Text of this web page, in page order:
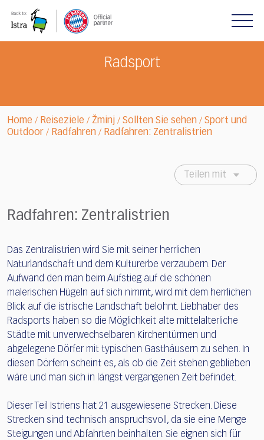
note:
Radsport
Home / Reiseziele / Žminj / Sollten Sie sehen / Sport und
Outdoor / Radfahren / Radfahren: Zentralistrien
Teilen mit
Radfahren: Zentralistrien
Das Zentralistrien wird Sie mit seiner herrlichen
Naturlandschaft und dem Kulturerbe verzaubern. Der
Aufwand den man beim Aufstieg auf die schönen
malerischen Hügeln auf sich nimmt, wird mit dem herrlichen
Blick auf die istrische Landschaft belohnt. Liebhaber des
Radsports haben so die Möglichkeit alte mittelalterliche
Städte mit unverwechselbaren Kirchentürmen und
abgelegene Dörfer mit typischen Gasthäusern zu sehen. In
diesen Dörfern scheint es, als ob die Zeit stehen geblieben
wäre und man sich in längst vergangenen Zeit befindet.
Dieser Teil Istriens hat 21 ausgewiesene Strecken. Diese
Strecken sind technisch anspruchsvoll, da sie eine Menge
Steigungen und Abfahrten beinhalten. Sie eignen sich für